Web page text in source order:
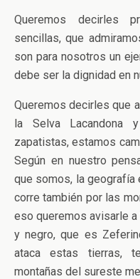
Queremos decirles
sencillas, que
son para nosotros un
debe ser la dignidad en
Queremos decirles que
la Selva Lacandona
zapatistas, estamos
Según en nuestro
que somos, la geografía
corre también por las
eso queremos avisarle
y negro, que es
ataca estas tierras,
montañas del sureste